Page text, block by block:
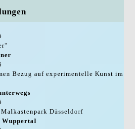
Bezug auf experimentelle Kunst im
Düsseldorf
Wuppertal